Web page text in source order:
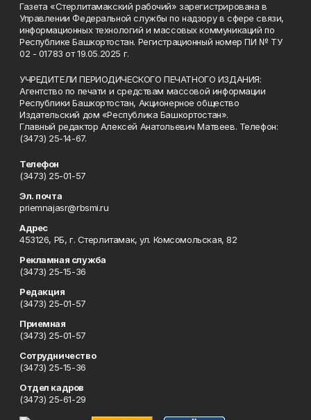
Газета «Стерлитамакский рабочий» зарегистрирована в
Управлении Федеральной службы по надзору в сфере связи,
информационных технологий и массовых коммуникаций по
Республике Башкортостан. Регистрационный номер ПИ № ТУ
02 - 01783 от 19.05.2025 г.
УЧРЕДИТЕЛИ ПЕРИОДИЧЕСКОГО ПЕЧАТНОГО ИЗДАНИЯ:
Агентство по печати и средствам массовой информации
Республики Башкортостан, Акционерное общество
Издательский дом «Республика Башкортостан».
Главный редактор Алексей Анатольевич Матвеев. Телефон:
(3473) 25-14-67.
Телефон
(3473) 25-01-57
Эл. почта
priemnajasr@rbsmi.ru
Адрес
453126, РБ, г. Стерлитамак, ул. Комсомольская, 82
Рекламная служба
(3473) 25-15-36
Редакция
(3473) 25-01-57
Приемная
(3473) 25-01-57
Сотрудничество
(3473) 25-15-36
Отдел кадров
(3473) 25-61-29